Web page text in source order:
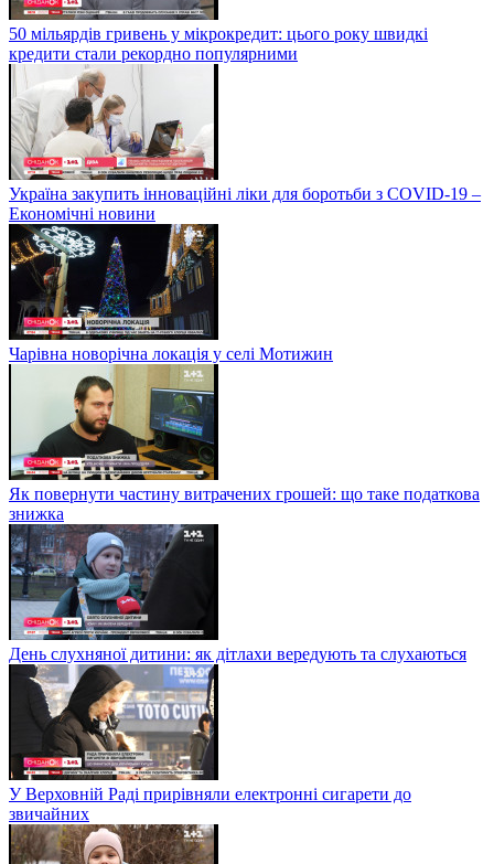
50 мільярдів гривень у мікрокредит: цього року швидкі
кредити стали рекордно популярними
Україна закупить інноваційні ліки для боротьби з COVID-19 –
Економічні новини
Чарівна новорічна локація у селі Мотижин
Як повернути частину витрачених грошей: що таке податкова
знижка
День слухняної дитини: як дітлахи вередують та слухаються
У Верховній Раді прирівняли електронні сигарети до
звичайних